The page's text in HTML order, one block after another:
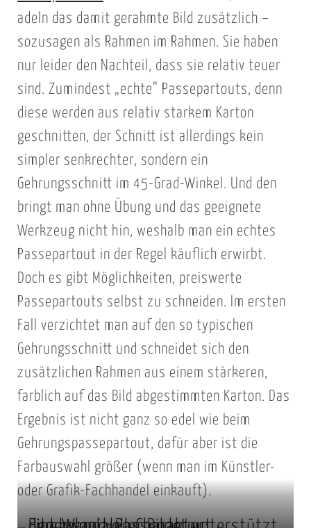
adeln das damit gerahmte Bild zusätzlich –
sozusagen als Rahmen im Rahmen. Sie haben
nur leider den Nachteil, dass sie relativ teuer
sind. Zumindest „echte“ Passepartouts, denn
diese werden aus relativ starkem Karton
geschnitten, der Schnitt ist allerdings kein
simpler senkrechter, sondern ein
Gehrungsschnitt im 45-Grad-Winkel. Und den
bringt man ohne Übung und das geeignete
Werkzeug nicht hin, weshalb man ein echtes
Passepartout in der Regel käuflich erwirbt.
Doch es gibt Möglichkeiten, preiswerte
Passepartouts selbst zu schneiden. Im ersten
Fall verzichtet man auf den so typischen
Gehrungsschnitt und schneidet sich den
zusätzlichen Rahmen aus einem stärkeren,
farblich auf das Bild abgestimmten Karton. Das
Ergebnis ist nicht ganz so edel wie beim
Gehrungspassepartout, dafür aber ist die
Farbauswahl größer (wenn man im Künstler-
oder Grafik-Fachhandel einkauft).